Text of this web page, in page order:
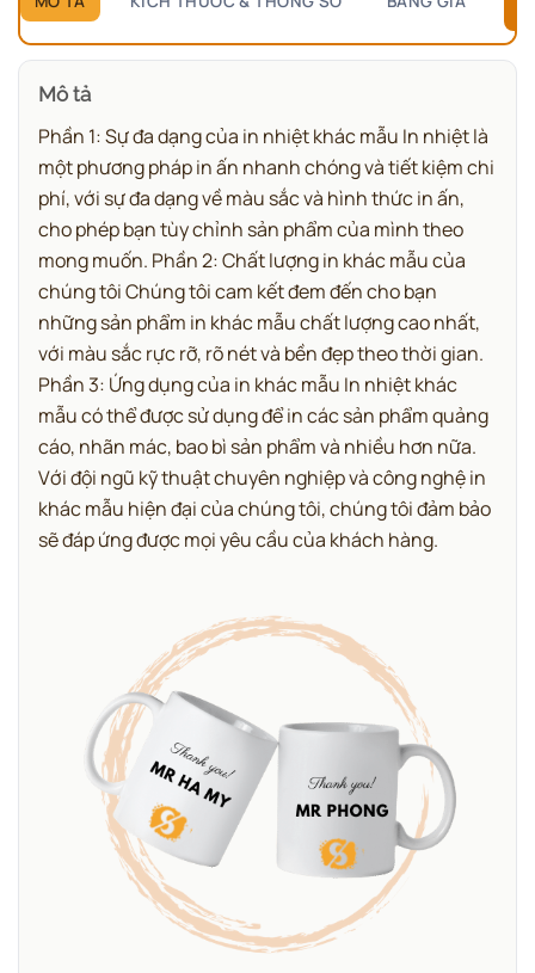
Mô tả
Phần 1: Sự đa dạng của in nhiệt khác mẫu In nhiệt là
một phương pháp in ấn nhanh chóng và tiết kiệm chi
phí, với sự đa dạng về màu sắc và hình thức in ấn,
cho phép bạn tùy chỉnh sản phẩm của mình theo
mong muốn. Phần 2: Chất lượng in khác mẫu của
chúng tôi Chúng tôi cam kết đem đến cho bạn
những sản phẩm in khác mẫu chất lượng cao nhất,
với màu sắc rực rỡ, rõ nét và bền đẹp theo thời gian.
Phần 3: Ứng dụng của in khác mẫu In nhiệt khác
mẫu có thể được sử dụng để in các sản phẩm quảng
cáo, nhãn mác, bao bì sản phẩm và nhiều hơn nữa.
Với đội ngũ kỹ thuật chuyên nghiệp và công nghệ in
khác mẫu hiện đại của chúng tôi, chúng tôi đảm bảo
sẽ đáp ứng được mọi yêu cầu của khách hàng.